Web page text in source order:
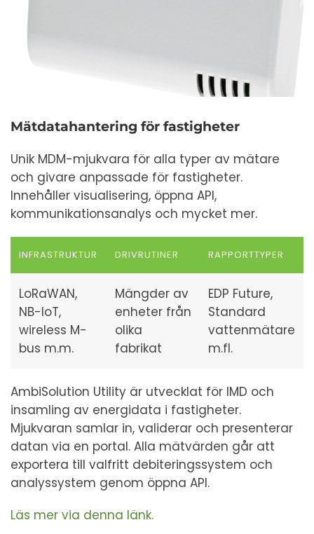
Mätdatahantering för fastigheter
Unik MDM-mjukvara för alla typer av mätare
och givare anpassade för fastigheter.
Innehåller visualisering, öppna API,
kommunikationsanalys och mycket mer.
INFRASTRUKTUR DRIVRUTINER RAPPORTTYPER
LoRaWAN,
NB-IoT,
wireless M-
bus m.m.
Mängder av
enheter från
olika
fabrikat
EDP Future,
Standard
vattenmätare
m.fl.
AmbiSolution Utility är utvecklat för IMD och
insamling av energidata i fastigheter.
Mjukvaran samlar in, validerar och presenterar
datan via en portal. Alla mätvärden går att
exportera till valfritt debiteringssystem och
analyssystem genom öppna API.
Läs mer via denna länk.